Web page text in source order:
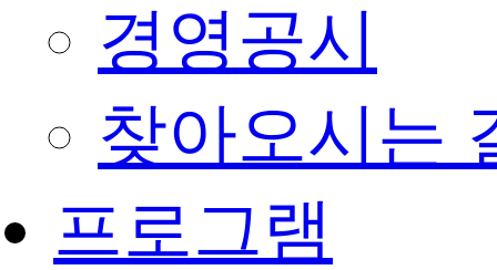
경영공시
찾아오시는
프로그램